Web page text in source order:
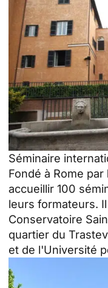
Séminaire
Fondé à Rome
accueillir 100
leurs formateurs.
Conservatoire
quartier du
et de l'Université